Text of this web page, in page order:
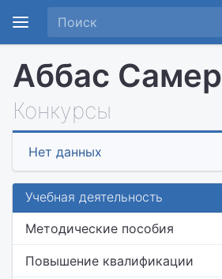
Аббас Самер
Конкурсы
Нет данных
Учебная деятельность
Методические пособия
Повышение квалификации